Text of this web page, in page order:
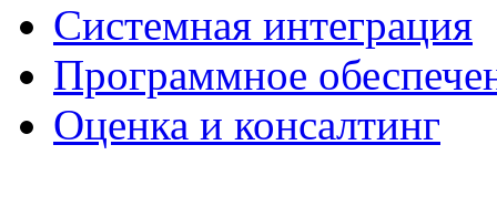
Системная интеграция
Программное
Оценка и консалтинг